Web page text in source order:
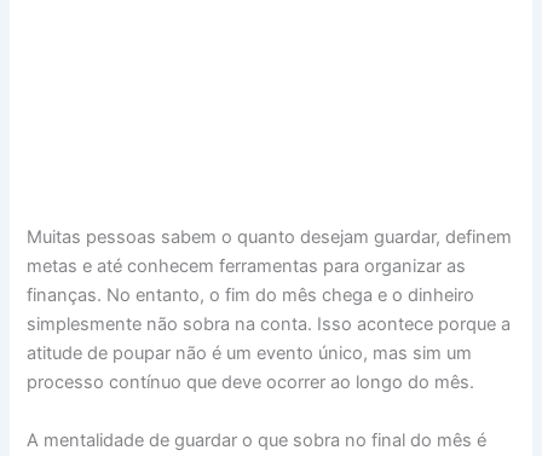
Muitas pessoas sabem o quanto desejam guardar, definem
metas e até conhecem ferramentas para organizar as
finanças. No entanto, o fim do mês chega e o dinheiro
simplesmente não sobra na conta. Isso acontece porque a
atitude de poupar não é um evento único, mas sim um
processo contínuo que deve ocorrer ao longo do mês.
A mentalidade de guardar o que sobra no final do mês é